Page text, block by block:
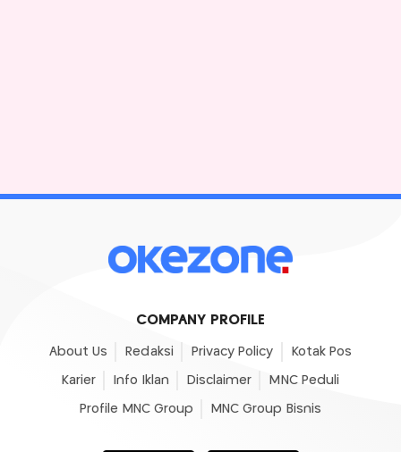
COMPANY PROFILE
About Us Redaksi Privacy Policy Kotak Pos
Karier Info Iklan Disclaimer MNC Peduli
Profile MNC Group MNC Group Bisnis